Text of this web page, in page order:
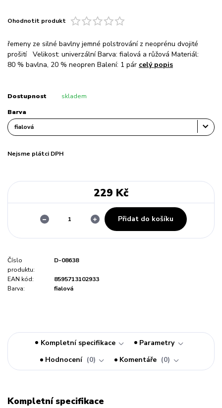
Ohodnotit produkt
řemeny ze silné bavlny jemné polstrování z neoprénu dvojité
prošití Velikost: univerzální Barva: fialová a růžová Materiál:
80 % bavlna, 20 % neopren Balení: 1 pár celý popis
Dostupnost skladem
Barva
Nejsme plátci DPH
229 Kč
Přidat do košíku
Číslo
produktu:
D-08638
EAN kód:
8595713102933
Barva:
fialová
Kompletní specifikace
Parametry
Hodnocení
0 Komentáře 0
Kompletní specifikace